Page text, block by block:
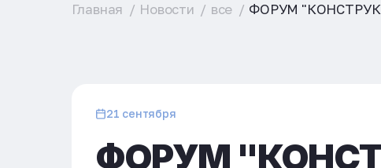
Главная Новости все ФОРУМ
21 сентября
ФОРУМ